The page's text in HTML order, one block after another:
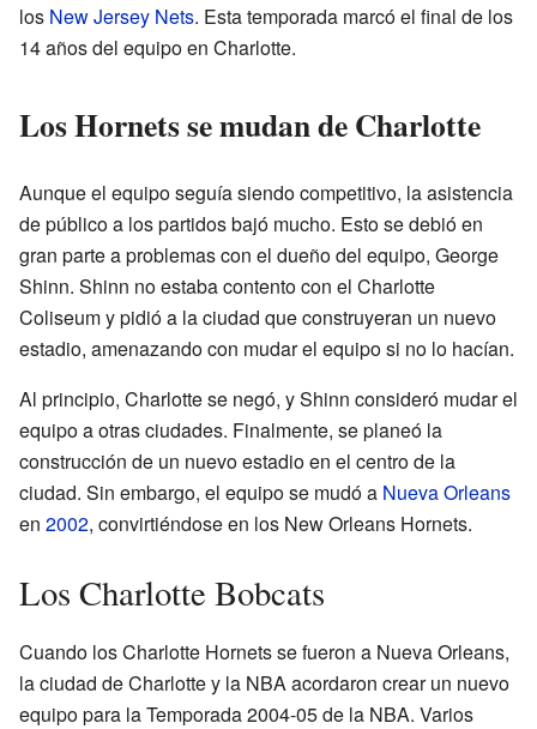
los New Jersey Nets. Esta temporada marcó el final de los
14 años del equipo en Charlotte.
Los Hornets se mudan de Charlotte
Aunque el equipo seguía siendo competitivo, la asistencia
de público a los partidos bajó mucho. Esto se debió en
gran parte a problemas con el dueño del equipo, George
Shinn. Shinn no estaba contento con el Charlotte
Coliseum y pidió a la ciudad que construyeran un nuevo
estadio, amenazando con mudar el equipo si no lo hacían.
Al principio, Charlotte se negó, y Shinn consideró mudar el
equipo a otras ciudades. Finalmente, se planeó la
construcción de un nuevo estadio en el centro de la
ciudad. Sin embargo, el equipo se mudó a Nueva Orleans
en 2002, convirtiéndose en los New Orleans Hornets.
Los Charlotte Bobcats
Cuando los Charlotte Hornets se fueron a Nueva Orleans,
la ciudad de Charlotte y la NBA acordaron crear un nuevo
equipo para la Temporada 2004-05 de la NBA. Varios